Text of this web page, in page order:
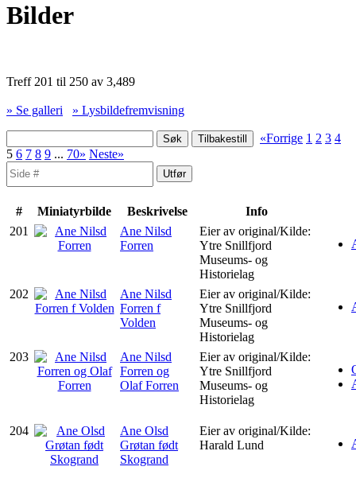
Bilder
Treff 201 til 250 av 3,489
» Se galleri » Lysbildefremvisning
«Forrige 1 2 3 4
5 6 7 8 9 ... 70» Neste»
# Miniatyrbilde Beskrivelse
Info
201
Ane Nilsd
Forren
Eier av original/Kilde:
Ytre Snillfjord
Museums- og
Historielag
202
Ane Nilsd
Forren f
Volden
Eier av original/Kilde:
Ytre Snillfjord
Museums- og
Historielag
203
Ane Nilsd
Forren og
Olaf Forren
Eier av original/Kilde:
Ytre Snillfjord
Museums- og
Historielag
204
Ane Olsd
Grøtan født
Skogrand
Eier av original/Kilde:
Harald Lund